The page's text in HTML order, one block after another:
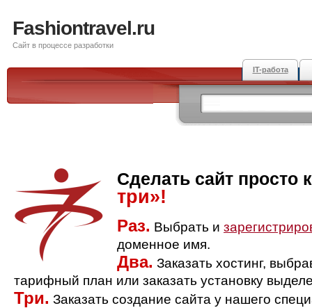
Fashiontravel.ru
Сайт в процессе разработки
IT-работа
Сделать сайт просто
три»!
Раз. Выбрать и
доменное имя.
Два. Заказать хостинг,
тарифный план или заказать установку
Три. Заказать создание сайта у нашего